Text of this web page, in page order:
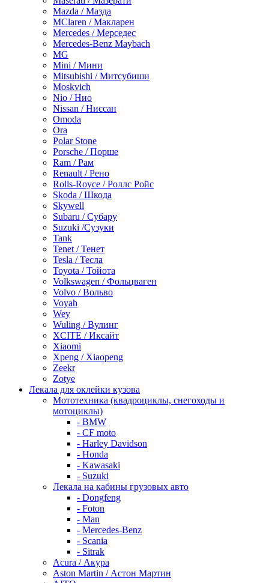
Mazda / Мазда
MClaren / Макларен
Mercedes / Мерседес
Mercedes-Benz Maybach
MG
Mini / Мини
Mitsubishi / Митсубиши
Moskvich
Nio / Нио
Nissan / Ниссан
Omoda
Ora
Polar Stone
Porsche / Порше
Ram / Рам
Renault / Рено
Rolls-Royce / Роллс Ройс
Skoda / Шкода
Skywell
Subaru / Субару
Suzuki /Сузуки
Tank
Tenet / Тенет
Tesla / Тесла
Toyota / Тойота
Volkswagen / Фольцваген
Volvo / Вольво
Voyah
Wey
Wuling / Вулинг
XCITE / Иксайт
Xiaomi
Xpeng / Xiaopeng
Zeekr
Zotye
Лекала для оклейки кузова
Мототехника (квадроциклы, снегоходы и
мотоциклы)
- BMW
- CF moto
- Harley Davidson
- Honda
- Kawasaki
- Suzuki
Лекала на кабины грузовых авто
- Dongfeng
- Foton
- Man
- Mercedes-Benz
- Scania
- Sitrak
Acura / Акура
Aston Martin / Астон Мартин